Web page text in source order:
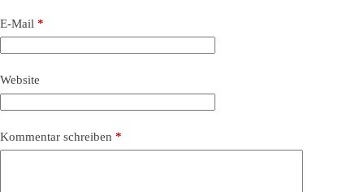
E-Mail *
Website
Kommentar schreiben *